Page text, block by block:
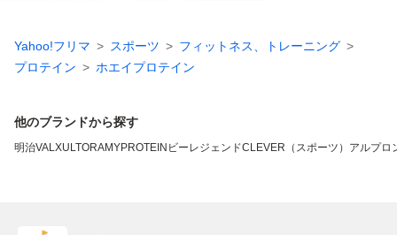
Yahoo!フリマ スポーツ
フィットネス、トレーニング
プロテイン
ホエイプロテイン
他のブランドから探す
明治VALXULTORAMYPROTEIN ビーレジェンドCLEVER（スポーツ） アルプロ